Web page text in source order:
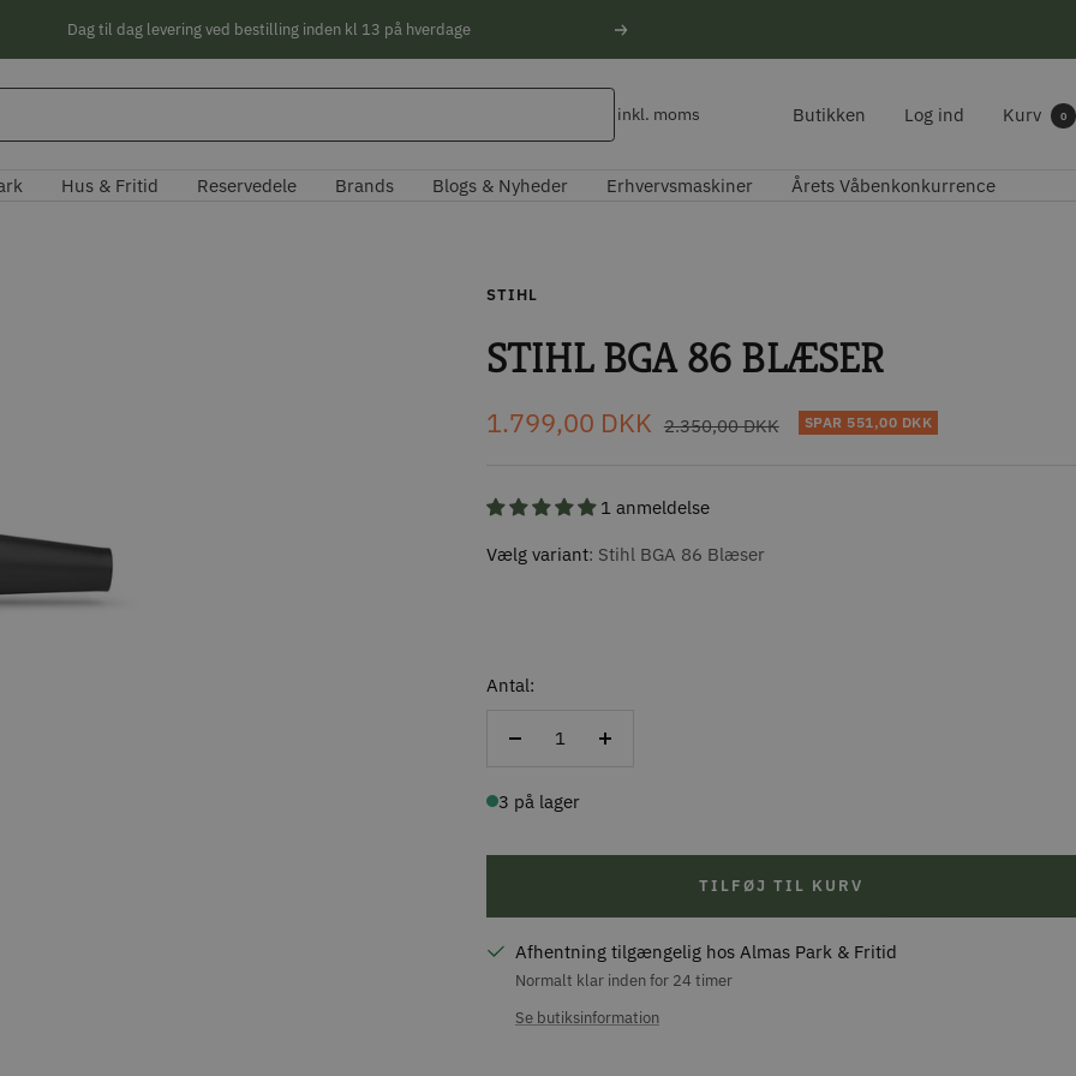
Dag til dag levering ved bestilling inden kl 13 på hverdage Næste
inkl. moms Butikken Log ind Kurv 0
Hus & Fritid Reservedele Brands Blogs & Nyheder Erhvervsmaskiner Årets Våbenkonkurrence
STIHL
STIHL BGA 86 BLÆSER
Tilbudspris
1.799,00 DKK Normal
2.350,00 DKK SPAR 551,00 DKK
1 anmeldelse
Vælg variant Stihl BGA 86 Blæser
Antal:
Reducer
Forøg
3 på lager
TILFØJ TIL KURV
Afhentning tilgængelig hos Almas Park & Fritid
Normalt klar inden for 24 timer
Se butiksinformation